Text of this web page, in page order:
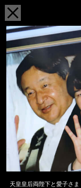
天皇皇后両陛下と愛子さま